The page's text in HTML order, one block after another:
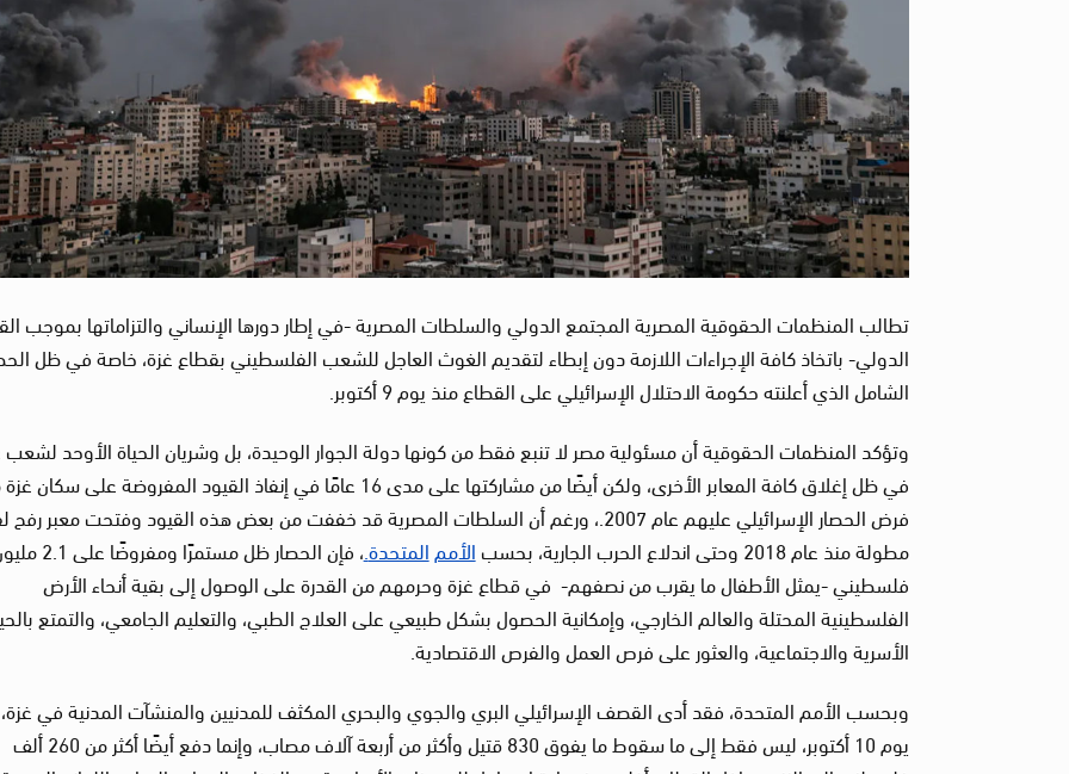
تطالب المنظمات الحقوقية المصرية المجتمع الدولي والسلطات المصرية -في إطار دورها الإنساني والتزاماتها بموجب
الدولي- باتخاذ كافة الإجراءات اللازمة دون إبطاء لتقديم الغوث العاجل للشعب الفلسطيني بقطاع غزة، خاصة في ظل
الشامل الذي أعلنته حكومة الاحتلال الإسرائيلي على القطاع منذ يوم 9 أكتوبر.
وتؤكد المنظمات الحقوقية أن مسئولية مصر لا تنبع فقط من كونها دولة الجوار الوحيدة، بل وشريان الحياة الأوحد
في ظل إغلاق كافة المعابر الأخرى، ولكن أيضًا من مشاركتها على مدى 16 عامًا في إنفاذ القيود المفروضة على
فرض الحصار الإسرائيلي عليهم عام 2007.، ورغم أن السلطات المصرية قد خففت من بعض هذه القيود وفتحت معبر
مطولة منذ عام 2018 وحتى اندلاع الحرب الجارية، بحسب
الأممالمتحدة.
، فإن الحصار ظل مستمرًا
فلسطيني -يمثل الأطفال ما يقرب من نصفهم- في قطاع غزة وحرمهم من القدرة على الوصول إلى بقية أنحاء الأرض
الفلسطينية المحتلة والعالم الخارجي، وإمكانية الحصول بشكل طبيعي على العلاج الطبي، والتعليم الجامعي، والتمتع
الأسرية والاجتماعية، والعثور على فرص العمل والفرص الاقتصادية.
وبحسب الأمم المتحدة، فقد أدى القصف الإسرائيلي البري والجوي والبحري المكثف للمدنيين والمنشآت المدنية في
يوم 10 أكتوبر، ليس فقط إلى ما سقوط ما يفوق 830 قتيل وأكثر من أربعة آلاف مصاب، وإنما دفع أيضًا أكثر من 260 ألف